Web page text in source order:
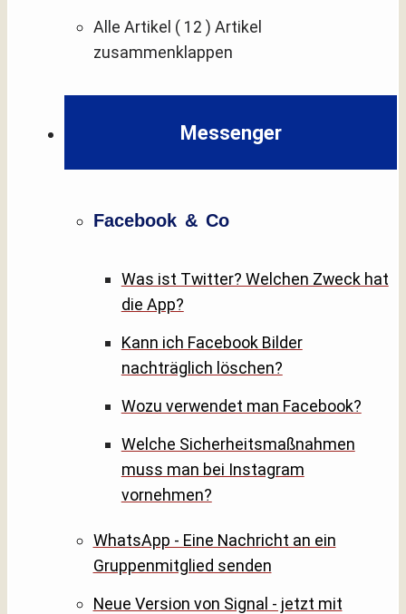
Alle Artikel ( 12 ) Artikel
zusammenklappen
Messenger
Facebook & Co
Was ist Twitter? Welchen Zweck hat
die App?
Kann ich Facebook Bilder
nachträglich löschen?
Wozu verwendet man Facebook?
Welche Sicherheitsmaßnahmen
muss man bei Instagram
vornehmen?
WhatsApp - Eine Nachricht an ein
Gruppenmitglied senden
Neue Version von Signal - jetzt mit